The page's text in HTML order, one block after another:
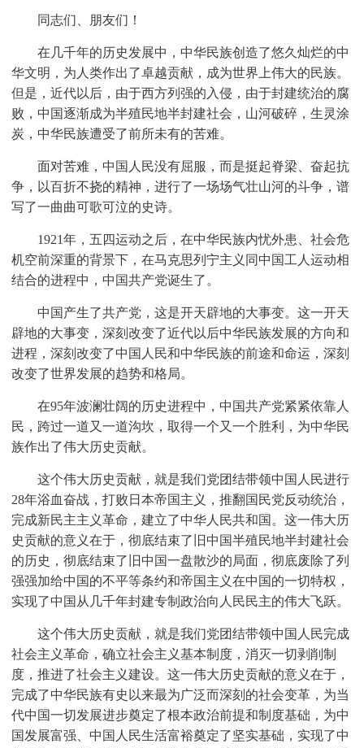
同志们、朋友们！
在几千年的历史发展中，中华民族创造了悠久灿烂的中
华文明，为人类作出了卓越贡献，成为世界上伟大的民族。
但是，近代以后，由于西方列强的入侵，由于封建统治的腐
败，中国逐渐成为半殖民地半封建社会，山河破碎，生灵涂
炭，中华民族遭受了前所未有的苦难。
面对苦难，中国人民没有屈服，而是挺起脊梁、奋起抗
争，以百折不挠的精神，进行了一场场气壮山河的斗争，谱
写了一曲曲可歌可泣的史诗。
1921年，五四运动之后，在中华民族内忧外患、社会危
机空前深重的背景下，在马克思列宁主义同中国工人运动相
结合的进程中，中国共产党诞生了。
中国产生了共产党，这是开天辟地的大事变。这一开天
辟地的大事变，深刻改变了近代以后中华民族发展的方向和
进程，深刻改变了中国人民和中华民族的前途和命运，深刻
改变了世界发展的趋势和格局。
在95年波澜壮阔的历史进程中，中国共产党紧紧依靠人
民，跨过一道又一道沟坎，取得一个又一个胜利，为中华民
族作出了伟大历史贡献。
这个伟大历史贡献，就是我们党团结带领中国人民进行
28年浴血奋战，打败日本帝国主义，推翻国民党反动统治，
完成新民主主义革命，建立了中华人民共和国。这一伟大历
史贡献的意义在于，彻底结束了旧中国半殖民地半封建社会
的历史，彻底结束了旧中国一盘散沙的局面，彻底废除了列
强强加给中国的不平等条约和帝国主义在中国的一切特权，
实现了中国从几千年封建专制政治向人民民主的伟大飞跃。
这个伟大历史贡献，就是我们党团结带领中国人民完成
社会主义革命，确立社会主义基本制度，消灭一切剥削制
度，推进了社会主义建设。这一伟大历史贡献的意义在于，
完成了中华民族有史以来最为广泛而深刻的社会变革，为当
代中国一切发展进步奠定了根本政治前提和制度基础，为中
国发展富强、中国人民生活富裕奠定了坚实基础，实现了中